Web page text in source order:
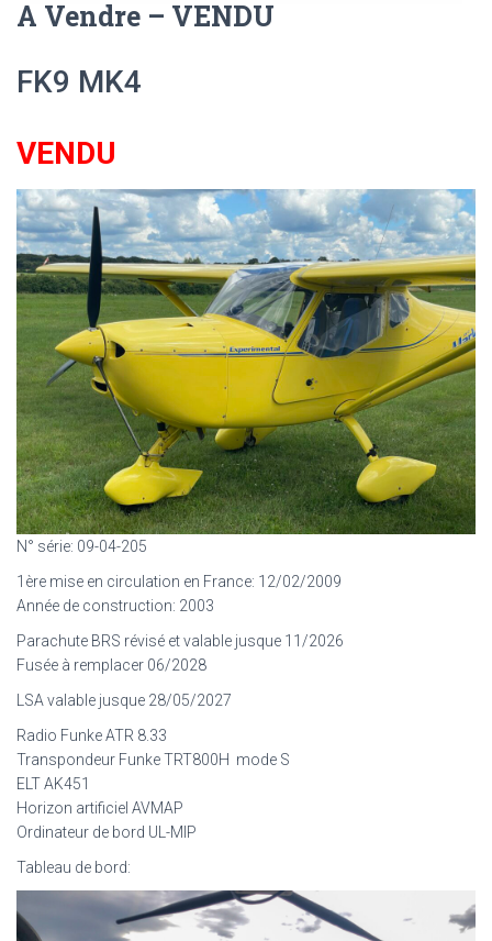
A Vendre – VENDU
FK9 MK4
VENDU
N° série: 09-04-205
1ère mise en circulation en France: 12/02/2009
Année de construction: 2003
Parachute BRS révisé et valable jusque 11/2026
Fusée à remplacer 06/2028
LSA valable jusque 28/05/2027
Radio Funke ATR 8.33
Transpondeur Funke TRT800H mode S
ELT AK451
Horizon artificiel AVMAP
Ordinateur de bord UL-MIP
Tableau de bord: